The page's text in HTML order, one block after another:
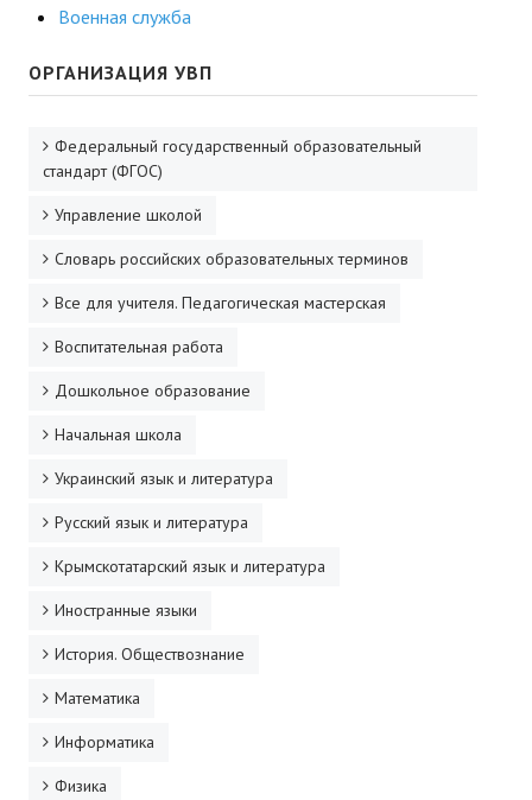
Военная служба
ОРГАНИЗАЦИЯ УВП
Федеральный государственный образовательный
стандарт (ФГОС)
Управление школой
Словарь российских образовательных терминов
Все для учителя. Педагогическая мастерская
Воспитательная работа
Дошкольное образование
Начальная школа
Украинский язык и литература
Русский язык и литература
Крымскотатарский язык и литература
Иностранные языки
История. Обществознание
Математика
Информатика
Физика